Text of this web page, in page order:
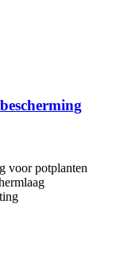
voor potplanten